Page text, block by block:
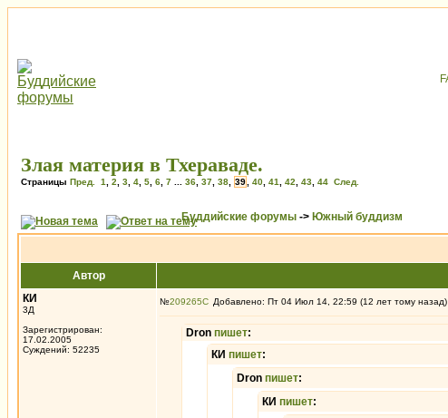
Злая материя в Тхераваде.
Страницы Пред. 1 2 3 4 5 6 7 36 37 38 39 40 41 42 43 44 След.
Буддийские форумы -> Южный буддизм
Автор
КИ
3Д
Зарегистрирован:
17.02.2005
Суждений: 52235
№209265 Добавлено: Пт 04 Июл 14, 22:59 (12 лет тому назад)
Dron пишет:
КИ пишет:
Dron пишет:
КИ пишет: